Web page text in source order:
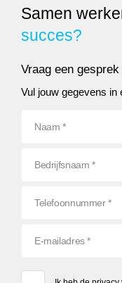
Samen
succes?
Vraag een gesprek
Vul jouw gegevens in